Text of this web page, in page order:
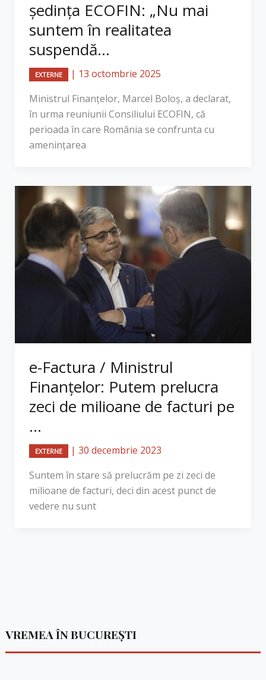
ședința ECOFIN: „Nu mai
suntem în realitatea
suspendă...
EXTERNE | 13 octombrie 2025
Ministrul Finanțelor, Marcel Boloș, a declarat,
în urma reuniunii Consiliului ECOFIN, că
perioada în care România se confrunta cu
amenințarea
e-Factura / Ministrul
Finanțelor: Putem prelucra
zeci de milioane de facturi pe
...
EXTERNE | 30 decembrie 2023
Suntem în stare să prelucrăm pe zi zeci de
milioane de facturi, deci din acest punct de
vedere nu sunt
VREMEA ÎN BUCUREȘTI